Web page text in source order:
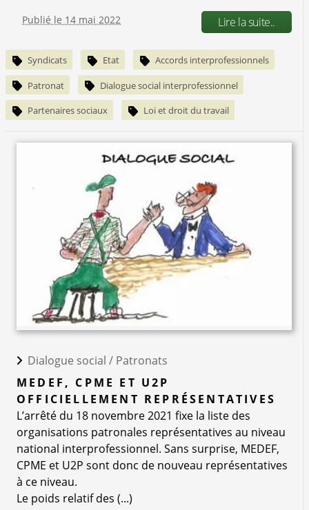
Publié le 14 mai 2022 Lire la suite..
Syndicats Etat Accords interprofessionnels
Patronat Dialogue social interprofessionnel
Partenaires sociaux Loi et droit du travail
Dialogue social / Patronats
MEDEF, CPME ET U2P
OFFICIELLEMENT REPRÉSENTATIVES
L’arrêté du 18 novembre 2021 fixe la liste des
organisations patronales représentatives au niveau
national interprofessionnel. Sans surprise, MEDEF,
CPME et U2P sont donc de nouveau représentatives
à ce niveau.
Le poids relatif des (...)